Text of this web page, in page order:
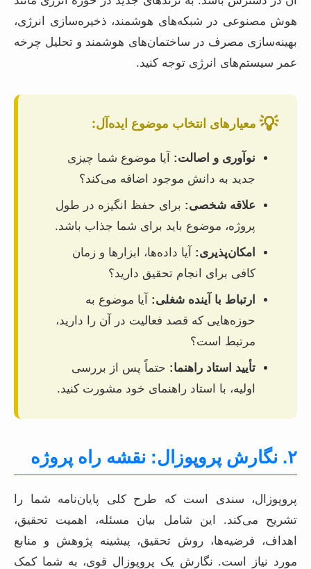
هوش مصنوعی در شبکه‌های هوشمند، ذخیره‌سازی انرژی،
بهینه‌سازی مصرف در ساختمان‌های هوشمند و تحلیل چرخه
عمر سیستم‌های انرژی توجه کنید.
💡 معیارهای انتخاب موضوع ایده‌آل:
نوآوری و اصالت: آیا موضوع شما چیزی
جدید به دانش موجود اضافه می‌کند؟
علاقه شخصی: برای حفظ انگیزه در طول
پروژه، موضوع باید برای شما جذاب باشد.
امکان‌پذیری: آیا داده‌ها، ابزارها و زمان
کافی برای انجام تحقیق دارید؟
ارتباط با آینده شغلی: آیا موضوع به
حوزه‌هایی که قصد فعالیت در آن را دارید،
مرتبط است؟
تأیید استاد راهنما: حتماً پس از بررسی
اولیه، با استاد راهنمای خود مشورت کنید.
۲. نگارش پروپوزال: نقشه راه پروژه
پروپوزال، سندی است که طرح کلی پایان‌نامه شما را
تشریح می‌کند. این شامل بیان مسئله، اهمیت تحقیق،
اهداف، فرضیه‌ها، روش تحقیق، پیشینه پژوهش و منابع
مورد نیاز است. نگارش یک پروپوزال قوی، به شما کمک